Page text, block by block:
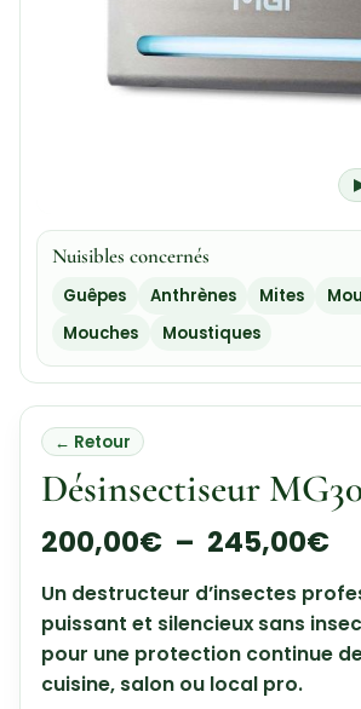
Nuisibles concernés
Guêpes Anthrènes Mites
Mouches
Moustiques
← Retour
Désinsectiseur
200,00€ – 245,00€
Un destructeur d’insectes
puissant et silencieux sans
pour une protection continue
cuisine, salon ou local pro.